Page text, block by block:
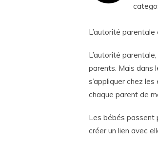
L’autorité
L’autorité
parents. Mais dans
s’appliquer chez
chaque parent de
Les bébés passent
créer un lien avec